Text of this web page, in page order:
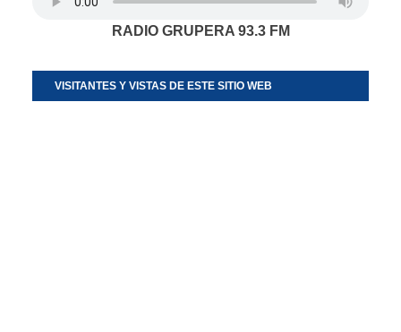
RADIO GRUPERA 93.3 FM
VISITANTES Y VISTAS DE ESTE SITIO WEB